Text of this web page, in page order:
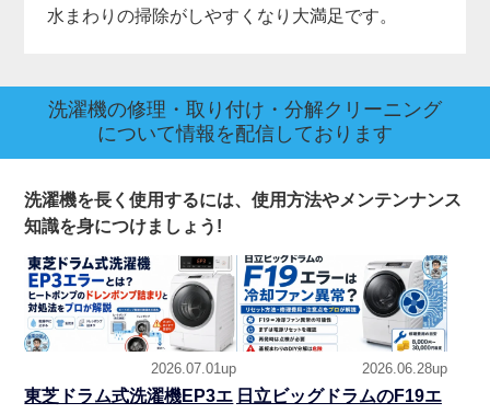
水まわりの掃除がしやすくなり大満足です。
洗濯機の修理・取り付け・分解クリーニング
について情報を配信しております
洗濯機を長く使用するには、使用方法やメンテンナンス
知識を身につけましょう!
2026.07.01up
東芝ドラム式洗濯機EP3エ
2026.06.28up
日立ビッグドラムのF19エ